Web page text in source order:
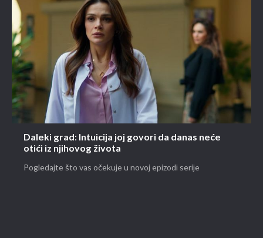
Daleki grad: Intuicija joj govori da danas neće
otići iz njihovog života
Pogledajte što vas očekuje u novoj epizodi serije